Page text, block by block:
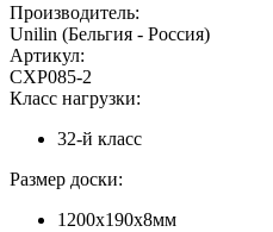
Производитель:
Unilin (Бельгия - Россия)
Артикул:
CXP085-2
Класс нагрузки:
32-й класс
Размер доски:
1200х190х8мм